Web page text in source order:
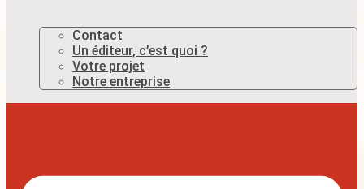
Contact
Un éditeur, c’est quoi ?
Votre projet
Notre entreprise